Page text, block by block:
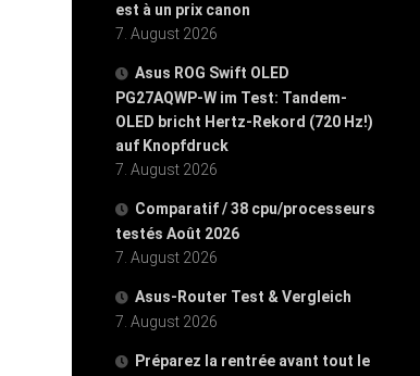
est à un prix canon
7. August 2026
Asus ROG Swift OLED
PG27AQWP-W im Test: Tandem-
OLED bricht Hertz-Rekord (720 Hz!)
auf Knopfdruck
7. August 2026
Comparatif / 38 cpu/processeurs
testés Août 2026
7. August 2026
Asus-Router Test & Vergleich
7. August 2026
Préparez la rentrée avant tout le